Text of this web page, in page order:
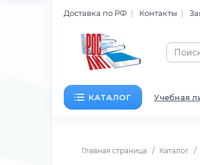
Доставка по РФ Контакты
КАТАЛОГ Учебная
Главная страница Каталог